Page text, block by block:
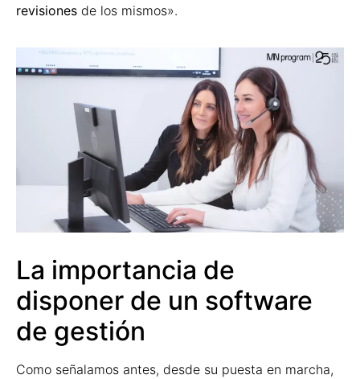
revisiones de los mismos».
La importancia de
disponer de un software
de gestión
Como señalamos antes, desde su puesta en marcha,